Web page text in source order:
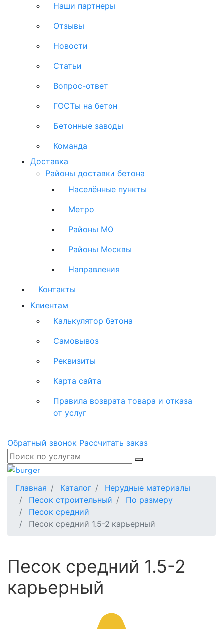
Наши партнеры
Отзывы
Новости
Статьи
Вопрос-ответ
ГОСТы на бетон
Бетонные заводы
Команда
Доставка
Районы доставки бетона
Населённые пункты
Метро
Районы МО
Районы Москвы
Направления
Контакты
Клиентам
Калькулятор бетона
Самовывоз
Реквизиты
Карта сайта
Правила возврата товара и отказа
от услуг
Обратный звонок Рассчитать заказ
Главная Каталог
Нерудные материалы
Песок строительный
По размеру
Песок средний
Песок средний 1.5-2 карьерный
Песок средний 1.5-2
карьерный